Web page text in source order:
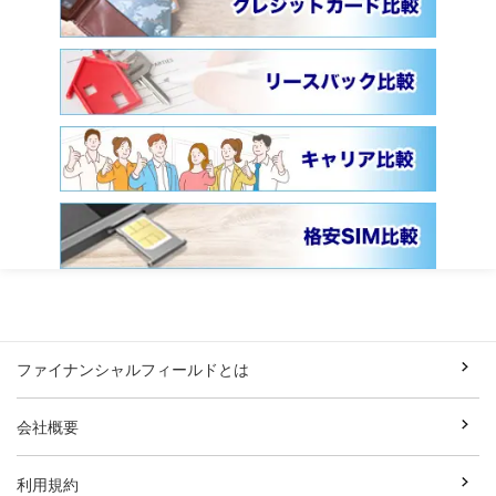
ファイナンシャルフィールドとは
会社概要
利用規約